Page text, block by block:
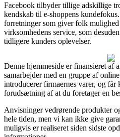
Facebook tilbyder tillige adskillige
kendskab til e-shoppens
forretninger som giver folk
virksomhedens service, som
tidligere kunders oplevelser.
Denne hjemmeside er finansieret af
samarbejder med en gruppe af
introducerer firmaernes varer, og får
forudsætning af at du foretager en
Anvisninger vedrørende produkter
hele tiden, men vi kan ikke give
muligvis er realiseret siden sidste